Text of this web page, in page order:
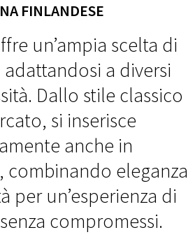
FINLANDESE
un’ampia scelta di
a diversi
Dallo stile classico
si inserisce
anche in
combinando eleganza
per un’esperienza di
compromessi.